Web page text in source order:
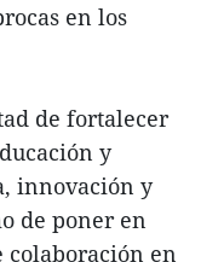
en los
de fortalecer
y
innovación y
de poner en
colaboración en